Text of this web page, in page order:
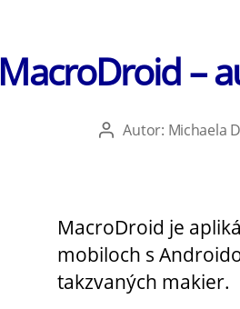
MacroDroid –
AutorAutor: Michaela
MacroDroid je
mobiloch s
takzvaných makier.